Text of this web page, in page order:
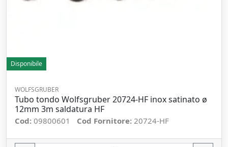
Disponibile
WOLFSGRUBER
Tubo tondo Wolfsgruber 20724-HF inox satinato ø
12mm 3m saldatura HF
Cod: 09800601 Cod Fornitore: 20724-HF